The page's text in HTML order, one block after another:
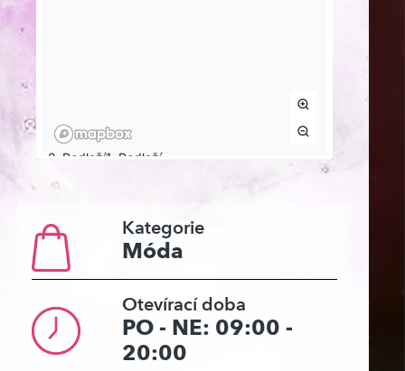
Kategorie
Móda
Otevírací doba
PO - NE: 09:00 -
20:00